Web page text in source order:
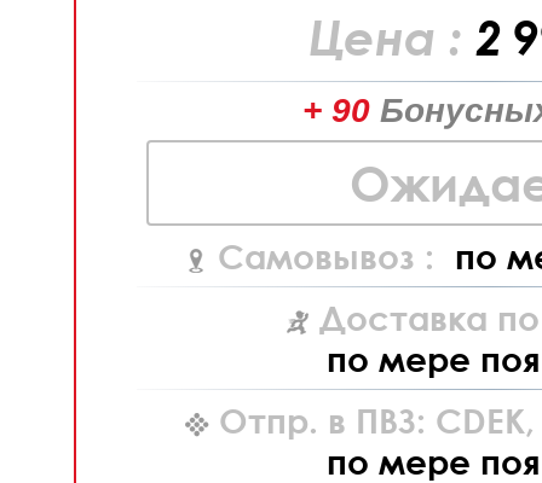
Цена : 2
+ 90
Самовывоз : по
Доставка
по мере
Отпр. в ПВЗ: CDEK,
по мере